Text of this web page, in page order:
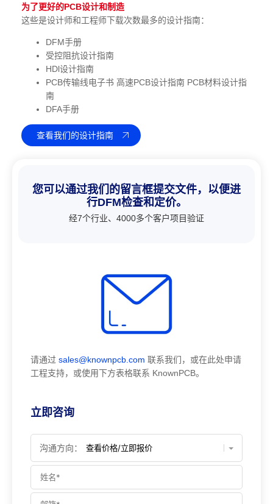
为了更好的PCB设计和制造
这些是设计师和工程师下载次数最多的设计指南：
DFM手册
受控阻抗设计指南
HDl设计指南
PCB传输线电子书 高速PCB设计指南 PCB材料设计指
南
DFA手册
查看我们的设计指南
您可以通过我们的留言框提交文件，以便进
行DFM检查和定价。
经7个行业、4000多个客户项目验证
请通过 sales@knownpcb.com 联系我们，或在此处申请
工程支持，或使用下方表格联系 KnownPCB。
立即咨询
沟通方向：